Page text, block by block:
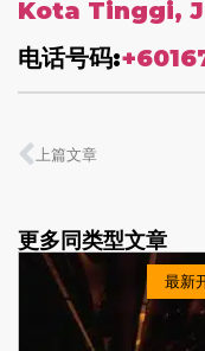
Kota Tinggi,
电话号码:
上篇文章
最新
更多同类型文章